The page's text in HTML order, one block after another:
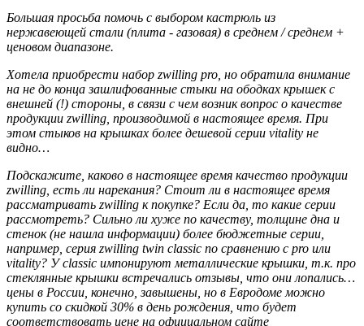
Большая просьба помочь с выбором кастрюль из
нержавеющей стали (плита - газовая) в среднем / среднем +
ценовом диапазоне.
Хотела приобрести набор zwilling pro, но обратила внимание
на не до конца зашлифованные стыки на ободках крышек с
внешней (!) стороны, в связи с чем возник вопрос о качестве
продукции zwilling, производимой в настоящее время. При
этом стыков на крышках более дешевой серии vitality не
видно…
Подскажите, каково в настоящее время качество продукции
zwilling, есть ли нарекания? Стоит ли в настоящее время
рассматривать zwilling к покупке? Если да, то какие серии
рассмотреть? Сильно ли хуже по качеству, толщине дна и
стенок (не нашла информации) более бюджетные серии,
например, серия zwilling twin classic по сравнению с pro или
vitality? У classic импонируют металлические крышки, т.к. про
стеклянные крышки встречались отзывы, что они лопались…
цены в России, конечно, завышены, но в Евродоме можно
купить со скидкой 30% в день рождения, что будет
соответствовать цене на официальном сайте